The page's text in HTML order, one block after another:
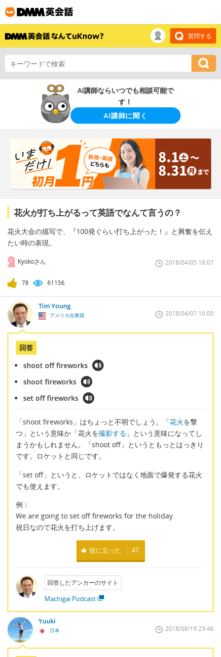
質問する
AI講師ならいつでも相談可能で
す！
AI講師に聞く
花火が打ち上がるって英語でなんて言うの？
花火大会の描写で、『100発ぐらい打ち上がった！』と興奮を伝え
たい時の表現。
Kyokoさん 2018/04/05 18:07
78 61156
Tim Young
アメリカ合衆国 2018/04/07 10:00
回答
shoot off fireworks
shoot fireworks
set off fireworks
「shoot fireworks」はちょっと不明でしょう。「花火を撃
つ」という意味か「花火を撮影する 」という意味になってし
まうかもしれません。「shoot off」というともっとはっきり
です。ロケットと同じです。
「set off」というと、ロケットではなく地面で爆発する花火
でも使えます。
例：
We are going to set off fireworks for the holiday.
祝日なので花火を打ち上げます。
役に立った 47
回答したアンカーのサイト
Machigai Podcast
Yuuki
日本 2018/08/19 23:46